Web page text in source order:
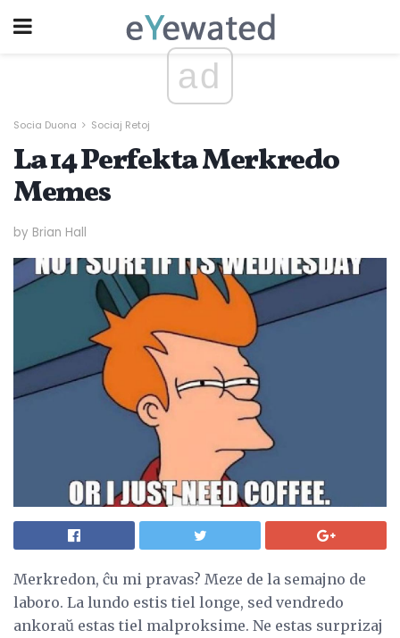
ad
Socia Duona Sociaj Retoj
La 14 Perfekta Merkredo
Memes
by Brian Hall
Merkredon, ĉu mi pravas? Meze de la semajno de
laboro. La lundo estis tiel longe, sed vendredo
ankoraŭ estas tiel malproksime. Ne estas surprizaj